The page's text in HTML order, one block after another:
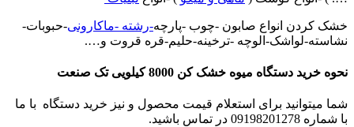
خشک کردن انواع صابون -چوب -پارچه-رشته -ماکارونی-حبوبات-
نشاسته-لواشک-الوچه -ترخینه-حلیم-قره قروت و….
نحوه خرید دستگاه میوه خشک کن 8000 کیلویی تک صنعت
شما میتوانید برای استعلام قیمت محصول و نیز خرید دستگاه با ما
با شماره 09198201278 در تماس باشید.